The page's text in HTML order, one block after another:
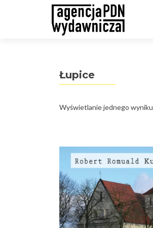
Łupice
Wyświetlanie jednego wyniku